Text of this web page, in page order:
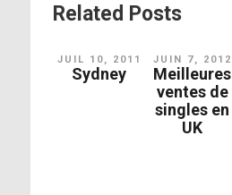
Related Posts
JUIL 10, 2011
Sydney
JUIN 7, 2012
Meilleures
ventes de
singles en
UK